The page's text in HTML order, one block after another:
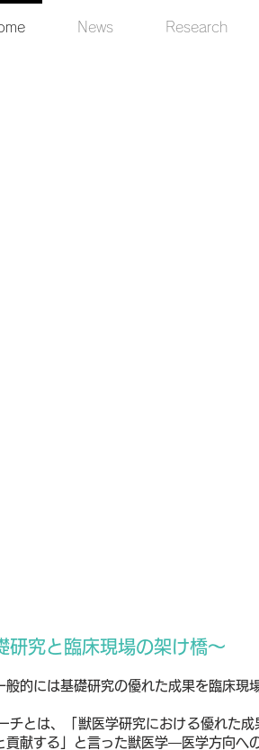
News Research
研究と臨床現場の架け橋～
的には基礎研究の優れた成果を臨床現
チとは、「 獣医学研究における優れた
献する」と言った獣医学―医学方向へ